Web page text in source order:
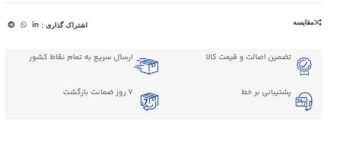
مقایسه اشتراک گذاری :
تضمین اصالت و قیمت کالا ارسال سریع به تمام نقاط کشور
پشتیبانی بر خط 7 روز ضمانت بازگشت